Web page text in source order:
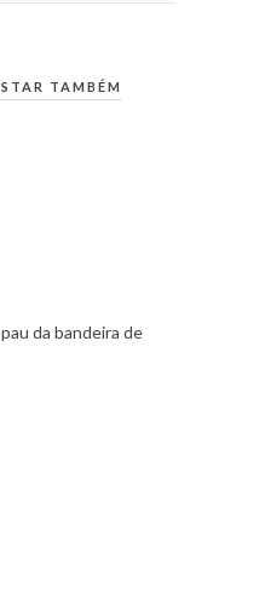
TAMBÉM
da bandeira de